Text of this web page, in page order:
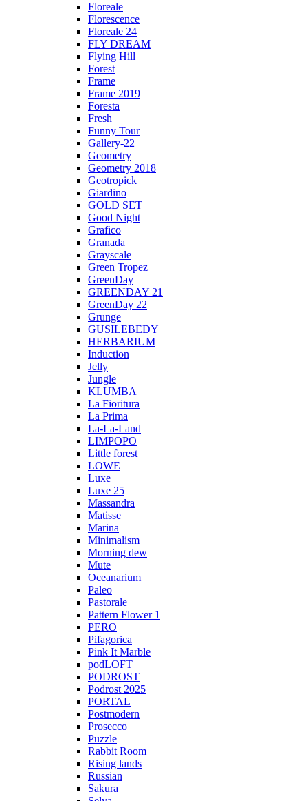
Floreale
Florescence
Floreale 24
FLY DREAM
Flying Hill
Forest
Frame
Frame 2019
Foresta
Fresh
Funny Tour
Gallery-22
Geometry
Geometry 2018
Geotropick
Giardino
GOLD SET
Good Night
Grafico
Granada
Grayscale
Green Tropez
GreenDay
GREENDAY 21
GreenDay 22
Grunge
GUSILEBEDY
HERBARIUM
Induction
Jelly
Jungle
KLUMBA
La Fioritura
La Prima
La-La-Land
LIMPOPO
Little forest
LOWE
Luxe
Luxe 25
Massandra
Matisse
Marina
Minimalism
Morning dew
Mute
Oceanarium
Paleo
Pastorale
Pattern Flower 1
PERO
Pifagorica
Pink It Marble
podLOFT
PODROST
Podrost 2025
PORTAL
Postmodern
Prosecco
Puzzle
Rabbit Room
Rising lands
Russian
Sakura